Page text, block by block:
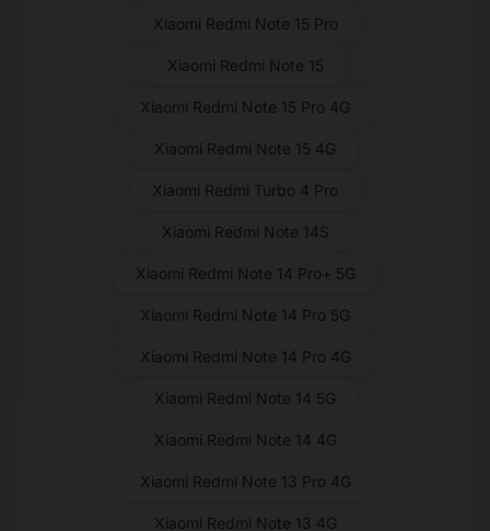
Xiaomi Redmi Note 15 Pro
Xiaomi Redmi Note 15
Xiaomi Redmi Note 15 Pro 4G
Xiaomi Redmi Note 15 4G
Xiaomi Redmi Turbo 4 Pro
Xiaomi Redmi Note 14S
Xiaomi Redmi Note 14 Pro+ 5G
Xiaomi Redmi Note 14 Pro 5G
Xiaomi Redmi Note 14 Pro 4G
Xiaomi Redmi Note 14 5G
Xiaomi Redmi Note 14 4G
Xiaomi Redmi Note 13 Pro 4G
Xiaomi Redmi Note 13 4G